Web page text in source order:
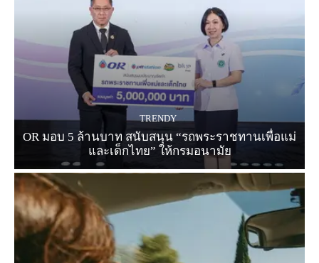
TRENDY
OR มอบ 5 ล้านบาท สนับสนุน “รถพระราชทานเพื่อแม่
และเด็กไทย” ให้กรมอนามัย